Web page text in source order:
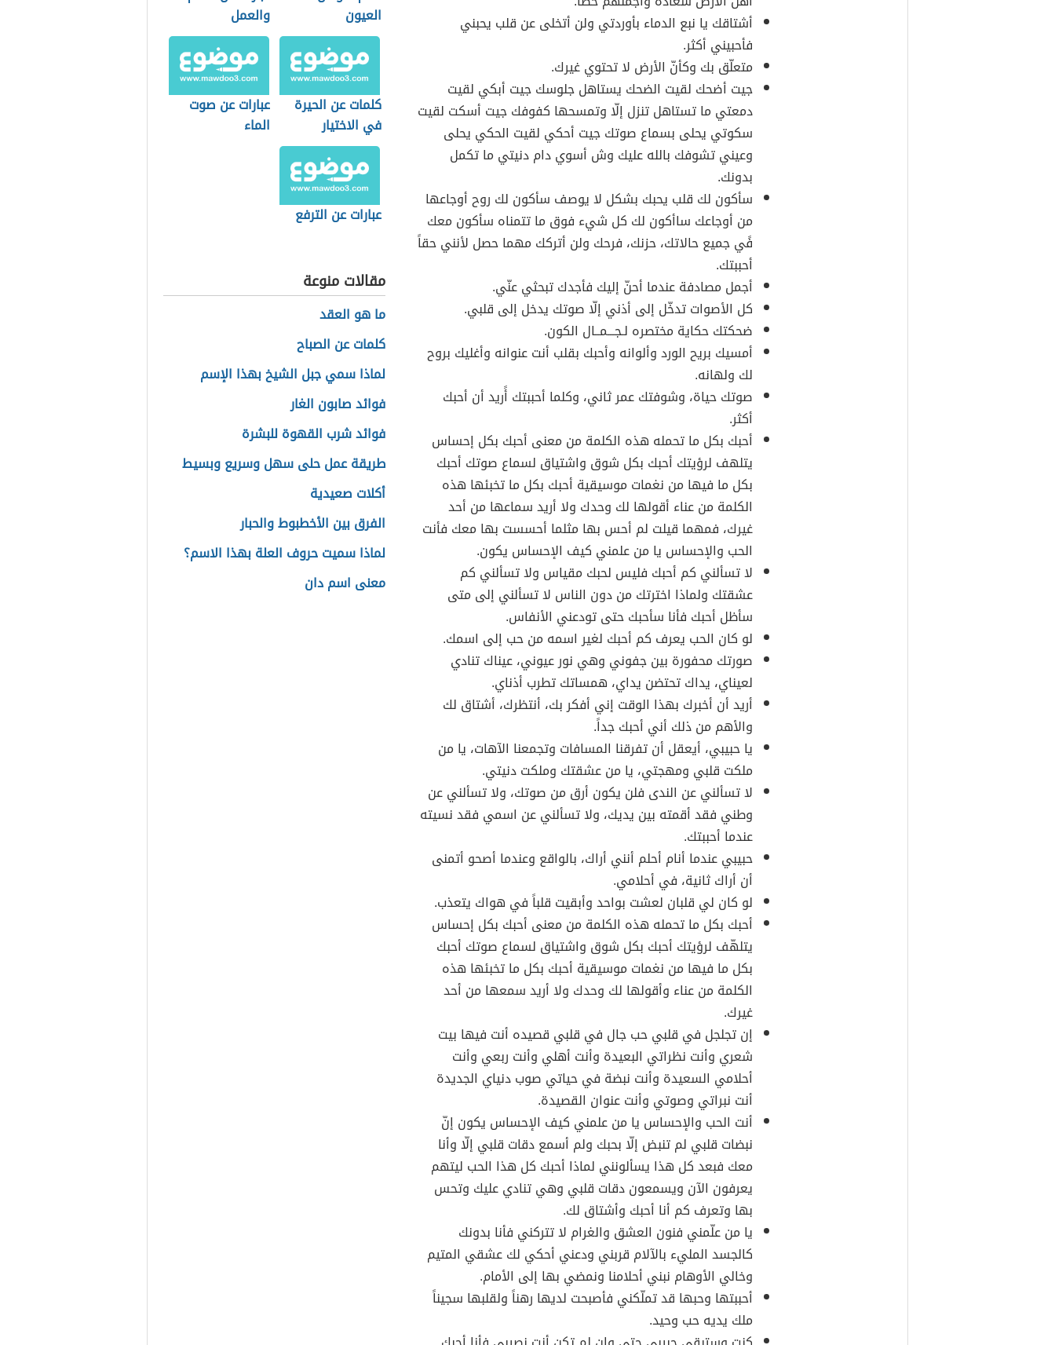
أشتاقك يا نبع الدماء بأوردتي ولن أتخلى عن قلب يحبني
فأحبيني أكثر.
متعلّق بك وكأنّ الأرض لا تحتوي غيرك.
جيت أضحك لقيت الضحك يستاهل جلوسك جيت أبكي لقيت
دمعتي ما تستاهل تنزل إلّا وتمسحها كفوفك جيت أسكت لقيت
سكوتي يحلى بسماع صوتك جيت أحكي لقيت الحكي يحلى
وعيني تشوفك بالله عليك وش أسوي دام دنيتي ما تكمل
بدونك.
سأكون لك قلب يحبك بشكل لا يوصف سأكون لك روح أوجاعها
من أوجاعك ساأكون لك كل شيء فوق ما تتمناه سأكون معك
فًي جميع حالاتك، حزنك، فرحك ولن أتركك مهما حصل لأنني حقاً
أحببتك.
أجمل مصادفة عندما أحنّ إليك فأجدك تبحثي عنّي.
كل الأصوات تدخّل إلى أذني إلّا صوتك يدخل إلى قلبي.
ضحكتك حكاية مختصره لـجـــمــال الكون.
أمسيك بريح الورد وألوانه وأحبك بقلب أنت عنوانه وأغليك بروح
لك ولهانه.
صوتك حياة، وشوفتك عمر ثاني، وكلما أحببتك أًريد أن أحبك
أكثر.
أحبك بكل ما تحمله هذه الكلمة من معنى أحبك بكل إحساس
يتلهف لرؤيتك أحبك بكل شوق واشتياق لسماع صوتك أحبك
بكل ما فيها من نغمات موسيقية أحبك بكل ما تخبئها هذه
الكلمة من عناء أقولها لك وحدك ولا أريد سماعها من أحد
غيرك، فمهما قيلت لم أحس بها مثلما أحسست بها معك فأنت
الحب والإحساس يا من علمني كيف الإحساس يكون.
لا تسألني كم أحبك فليس لحبك مقياس ولا تسألني كم
عشقتك ولماذا اخترتك من دون الناس لا تسألني إلى متى
سأظل أحبك فأنا سأحبك حتى تودعني الأنفاس.
لو كان الحب يعرف كم أحبك‬ لغير اسمه من حب إلى اسمك.
صورتك محفورة بين جفوني وهي نور عيوني، عيناك تنادي
لعيناي، يداك تحتضن يداي، همساتك تطرب أذناي.
أريد أن أخبرك بهذا الوقت إني أفكر بك، أنتظرك، أشتاق لك
والأهم من ذلك أني أحبك جداً.
يا حبيبي، أيعقل أن تفرقنا المسافات وتجمعنا الآهات، يا من
ملكت قلبي ومهجتي، يا من عشقتك وملكت دنيتي.
لا تسألني عن الندى فلن يكون أرق من صوتك، ولا تسألني عن
وطني فقد أقمته بين يديك، ولا تسألني عن اسمي فقد نسيته
عندما أحببتك.
حبيبي عندما أنام أحلم أنني أراك، بالواقع وعندما أصحو أتمنى
أن أراك ثانية، في أحلامي.
لو كان لي قلبان لعشت بواحد وأبقيت قلباً في هواك يتعذب.
أحبك بكل ما تحمله هذه الكلمة من معنى أحبك بكل إحساس
يتلهّف لرؤيتك أحبك بكل شوق واشتياق لسماع صوتك أحبك
بكل ما فيها من نغمات موسيقية أحبك بكل ما تخبئها هذه
الكلمة من عناء وأقولها لك وحدك ولا أريد سمعها من أحد
غيرك.
إن تجلجل في قلبي حب جال في قلبي قصيده أنت فيها بيت
شعري وأنت نظراتي البعيدة وأنت أهلي وأنت ربعي وأنت
أحلامي السعيدة وأنت نبضة في حياتي صوب دنياي الجديدة
أنت نبراتي وصوتي وأنت عنوان القصيدة.
أنت الحب والإحساس يا من علمني كيف الإحساس يكون إنّ
نبضات قلبي لم تنبض إلّا بحبك ولم أسمع دقات قلبي إلّا وأنا
معك فبعد كل هذا يسألونني لماذا أحبك كل هذا الحب ليتهم
يعرفون الآن ويسمعون دقات قلبي وهي تنادي عليك وتحس
بها وتعرف كم أنا أحبك وأشتاق لك.
يا من علّمني فنون العشق والغرام لا تتركني فأنا بدونك
كالجسد المليء بالآلام قربني ودعني أحكي لك عشقي المتيم
وخالي الأوهام نبني أحلامنا ونمضي بها إلى الأمام.
أحببتها وحبها قد تملّكني فأصبحت لديها رهناً ولقلبها سجيناً
ملك يديه حب وحيد.
العيون
والعمل
كلمات عن الحيرة
في الاختيار
عبارات عن صوت
الماء
عبارات عن الترفع
مقالات منوعة
ما هو العقد
كلمات عن الصباح
لماذا سمي جبل الشيخ بهذا الإسم
فوائد صابون الغار
فوائد شرب القهوة للبشرة
طريقة عمل حلى سهل وسريع وبسيط
أكلات صعيدية
الفرق بين الأخطبوط والحبار
لماذا سميت حروف العلة بهذا الاسم؟
معنى اسم دان